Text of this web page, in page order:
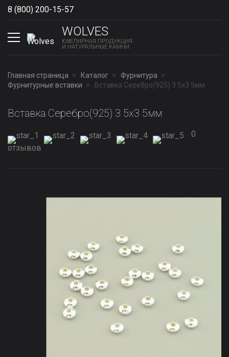
8 (800) 200-15-57
WOLVES
ЮВЕЛИРНАЯ ПРОДУКЦИЯ
И НАТУРАЛЬНЫЕ КАМНИ
Главная страница Каталог
Фурнитура
Фурнитурные вставки
Вставка Серебро(925) 3 5x3 5мм
Вставка Серебро(925) 3 5x3 5мм
0
отзывов